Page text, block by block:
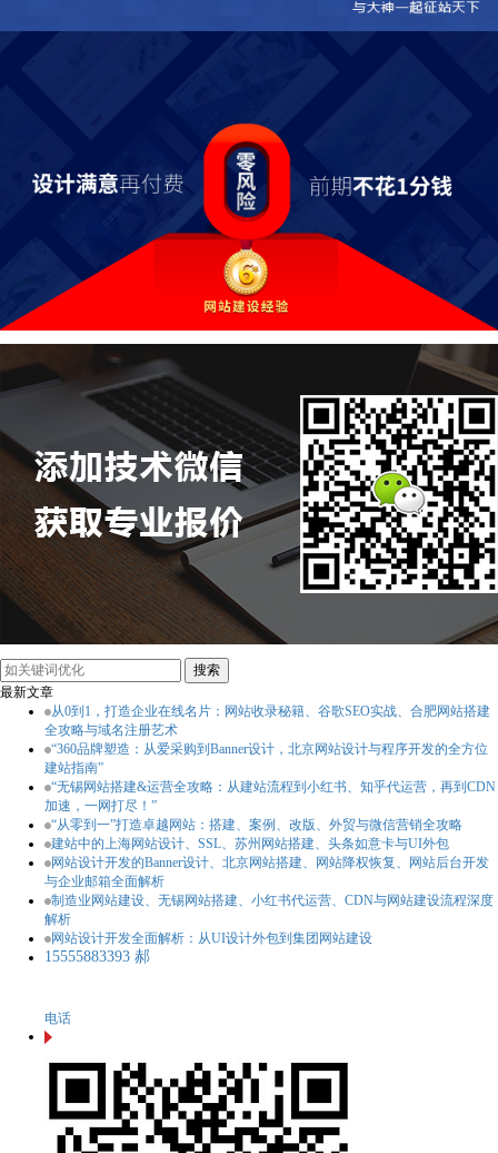
最新文章
从0到1，打造企业在线名片：网站收录秘籍、谷歌SEO实战、合肥网站搭建
全攻略与域名注册艺术
“360品牌塑造：从爱采购到Banner设计，北京网站设计与程序开发的全方位
建站指南”
“无锡网站搭建&运营全攻略：从建站流程到小红书、知乎代运营，再到CDN
加速，一网打尽！”
“从零到一”打造卓越网站：搭建、案例、改版、外贸与微信营销全攻略
建站中的上海网站设计、SSL、苏州网站搭建、头条如意卡与UI外包
网站设计开发的Banner设计、北京网站搭建、网站降权恢复、网站后台开发
与企业邮箱全面解析
制造业网站建设、无锡网站搭建、小红书代运营、CDN与网站建设流程深度
解析
网站设计开发全面解析：从UI设计外包到集团网站建设
15555883393 郝
电话